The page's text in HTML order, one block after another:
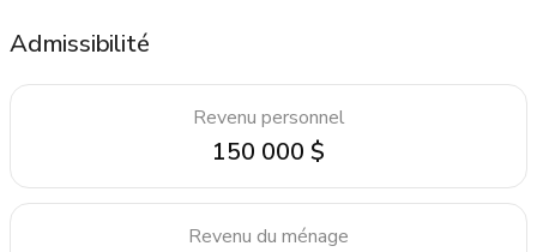
Admissibilité
Revenu personnel
150 000 $
Revenu du ménage